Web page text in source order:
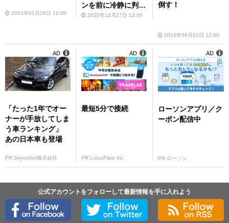
2021年01月16日 12:00
ンを前に冷静に判断
が必要
2020年12月27日 12:00
倒す！
2014年06月01日 12:00
「たった1年でオー
ナーが手放してしま
う車ランキング」
あの日本車も登場
PR Skyrocket株式会社
AD
最短5分で接続
PR LotusFlare Inc
AD
ローソンアプリ／ク
ーポン配信中
PR ローソン
AD
公式アカウントをフォローして最新情報を手に入れよう